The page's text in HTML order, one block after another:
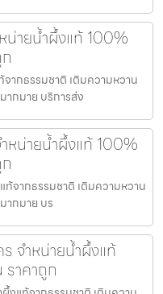
น่ายน้ำผึ้งแท้ 100%
ากธรรมชาติ เติมความหวาน
ากมาย บริการส่ง
หน่ายน้ำผึ้งแท้ 100%
จากธรรมชาติ เติมความหวาน
ากมาย บร
จำหน่ายน้ำผึ้งแท้
าคาถูก